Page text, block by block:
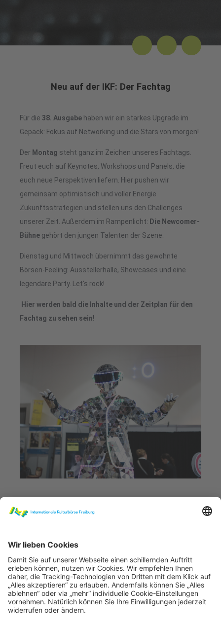
Neu auf der IKF: Der Fachtag
Für die 38. Ausgabe haben wir ein starkes Upgrade im
Gepäck: Fokus auf Networking und die Stars von morgen!
Der Montag steht ganz im Zeichen unseres Fachtags.
Freut euch auf Keynotes, Workshops und Panels, die
euch neue Perspektiven liefern. Hier pushen wir
gemeinsam optimistisch und voller Energie
Zukunftsstrategien und stellen uns den Challenges
unserer Zeit. Außerdem im Rampenlicht: Die Newcomer-
Bühne gehört den jungen Talenten der Szene.
Dienstag und Mittwoch übernimmt das gewohnte
Börsen-Feeling: Ausstellerhalle, Showcases und eine
legendäre Party. Let's rock!
Hier werden bald die Inhalte und der Zeitplan für den
Fachtag zu sehen sein!
Gender Disclaim